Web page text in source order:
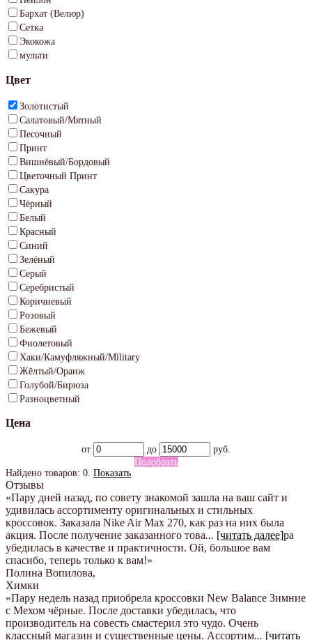
Бархат (Велюр)
Сетка
Экокожа
мульти
Цвет
Золотистый
Салатовый/Мятный
Песочный
Принт
Вишнёвый/Бордовый
Цветочный Принт
Сакура
Чёрный
Белый
Красный
Синий
Зелёный
Серый
Серебристый
Коричневый
Розовый
Бежевый
Фиолетовый
Хаки/Камуфляжный/Military
Жёлтый/Оранж
Голубой/Бирюза
Разноцветный
Цена
от до
руб.
Подобрать
Найдено товаров: 0 Показать
Отзывы
«Пару дней назад, по совету знакомой зашла на ваш сайт и
удивилась ассортименту оригинальных и стильных
кроссовок. Заказала Nike Air Max 270, как раз на них была
акция. После получение заказанного това... [читать далее]ра
убедилась в качестве и практичности. Ой, большое вам
спасибо, теперь только к вам!»
Полина Вопилова,
Химки
«Пару недель назад приобрела кроссовки New Balance Зимние
с Мехом чёрные. После доставки убедилась, что
производитель на совесть смастерил это чудо. Очень
классный магазин и существенные цены. Ассортим... [читать